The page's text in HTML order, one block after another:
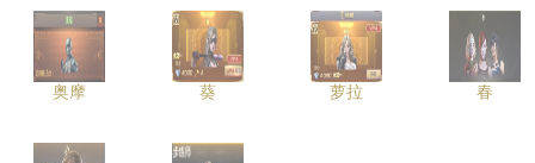
奥摩 葵 萝拉 春